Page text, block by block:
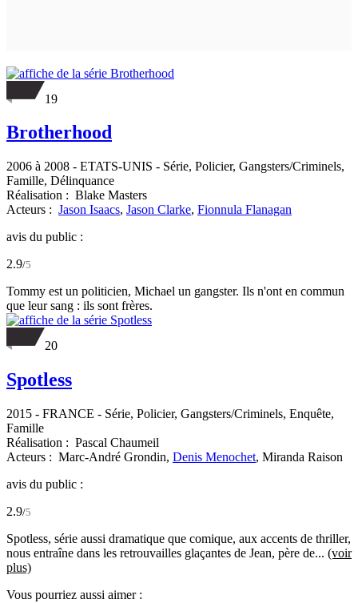
19
Brotherhood
2006 à 2008 - ETATS-UNIS - Série, Policier, Gangsters/Criminels,
Famille, Délinquance
Réalisation : Blake Masters
Acteurs : Jason Isaacs, Jason Clarke, Fionnula Flanagan
avis du public :
2.9/5
Tommy est un politicien, Michael un gangster. Ils n'ont en commun
que leur sang : ils sont frères.
20
Spotless
2015 - FRANCE - Série, Policier, Gangsters/Criminels, Enquête,
Famille
Réalisation : Pascal Chaumeil
Acteurs : Marc-André Grondin, Denis Menochet, Miranda Raison
avis du public :
2.9/5
Spotless, série aussi dramatique que comique, aux accents de thriller,
nous entraîne dans les retrouvailles glaçantes de Jean, père de... (voir
plus)
Vous pourriez aussi aimer :